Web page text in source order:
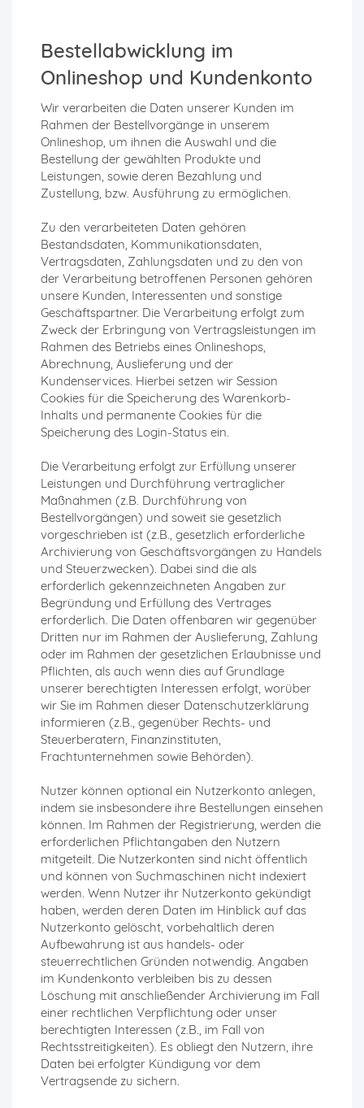
Bestellabwicklung im
Onlineshop und Kundenkonto
Wir verarbeiten die Daten unserer Kunden im
Rahmen der Bestellvorgänge in unserem
Onlineshop, um ihnen die Auswahl und die
Bestellung der gewählten Produkte und
Leistungen, sowie deren Bezahlung und
Zustellung, bzw. Ausführung zu ermöglichen.
Zu den verarbeiteten Daten gehören
Bestandsdaten, Kommunikationsdaten,
Vertragsdaten, Zahlungsdaten und zu den von
der Verarbeitung betroffenen Personen gehören
unsere Kunden, Interessenten und sonstige
Geschäftspartner. Die Verarbeitung erfolgt zum
Zweck der Erbringung von Vertragsleistungen im
Rahmen des Betriebs eines Onlineshops,
Abrechnung, Auslieferung und der
Kundenservices. Hierbei setzen wir Session
Cookies für die Speicherung des Warenkorb-
Inhalts und permanente Cookies für die
Speicherung des Login-Status ein.
Die Verarbeitung erfolgt zur Erfüllung unserer
Leistungen und Durchführung vertraglicher
Maßnahmen (z.B. Durchführung von
Bestellvorgängen) und soweit sie gesetzlich
vorgeschrieben ist (z.B., gesetzlich erforderliche
Archivierung von Geschäftsvorgängen zu Handels
und Steuerzwecken). Dabei sind die als
erforderlich gekennzeichneten Angaben zur
Begründung und Erfüllung des Vertrages
erforderlich. Die Daten offenbaren wir gegenüber
Dritten nur im Rahmen der Auslieferung, Zahlung
oder im Rahmen der gesetzlichen Erlaubnisse und
Pflichten, als auch wenn dies auf Grundlage
unserer berechtigten Interessen erfolgt, worüber
wir Sie im Rahmen dieser Datenschutzerklärung
informieren (z.B., gegenüber Rechts- und
Steuerberatern, Finanzinstituten,
Frachtunternehmen sowie Behörden).
Nutzer können optional ein Nutzerkonto anlegen,
indem sie insbesondere ihre Bestellungen einsehen
können. Im Rahmen der Registrierung, werden die
erforderlichen Pflichtangaben den Nutzern
mitgeteilt. Die Nutzerkonten sind nicht öffentlich
und können von Suchmaschinen nicht indexiert
werden. Wenn Nutzer ihr Nutzerkonto gekündigt
haben, werden deren Daten im Hinblick auf das
Nutzerkonto gelöscht, vorbehaltlich deren
Aufbewahrung ist aus handels- oder
steuerrechtlichen Gründen notwendig. Angaben
im Kundenkonto verbleiben bis zu dessen
Löschung mit anschließender Archivierung im Fall
einer rechtlichen Verpflichtung oder unser
berechtigten Interessen (z.B., im Fall von
Rechtsstreitigkeiten). Es obliegt den Nutzern, ihre
Daten bei erfolgter Kündigung vor dem
Vertragsende zu sichern.